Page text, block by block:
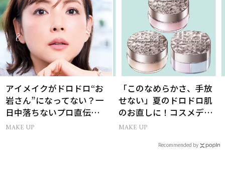
アイメイクがドロドロ“お
岩さん”になってない？一
日中落ちないプロ直伝
「仕込みパウダー」
MAKE UP
「このなめらかさ、手放
せない」夏のドロドロ肌
のお直しに！コスメデコ
ルテのパウダーが想像以
MAKE UP
Recommended by